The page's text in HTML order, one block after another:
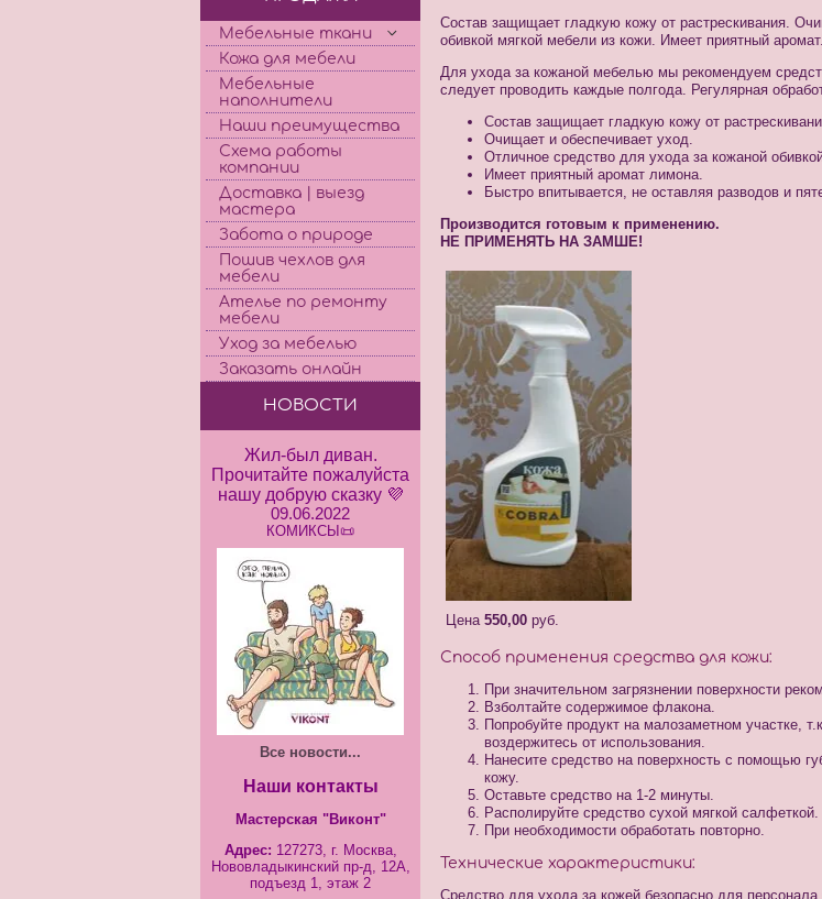
Мебельные ткани
Кожа для мебели
Мебельные
наполнители
Наши преимущества
Схема работы
компании
Доставка | выезд
мастера
Забота о природе
Пошив чехлов для
мебели
Ателье по ремонту
мебели
Уход за мебелью
Заказать онлайн
НОВОСТИ
Жил-был диван.
Прочитайте пожалуйста
нашу добрую сказку 💜
09.06.2022
КОМИКСЫ📜
Все новости...
Наши контакты
Мастерская "Виконт"
Адрес: 127273, г. Москва,
Нововладыкинский пр-д, 12А,
подъезд 1, этаж 2
Состав защищает гладкую кожу от растрескивания.
обивкой мягкой мебели из кожи. Имеет приятный
Для ухода за кожаной мебелью мы рекомендуем
следует проводить каждые полгода. Регулярная
Состав защищает гладкую кожу от
Очищает и обеспечивает уход.
Отличное средство для ухода за кожаной
Имеет приятный аромат лимона.
Быстро впитывается, не оставляя разводов и
Производится готовым к применению.
НЕ ПРИМЕНЯТЬ НА ЗАМШЕ!
Цена 550,00 руб.
Способ применения средства для кожи:
При значительном загрязнении поверхности
Взболтайте содержимое флакона.
Попробуйте продукт на малозаметном участке,
воздержитесь от использования.
Нанесите средство на поверхность с помощью
кожу.
Оставьте средство на 1-2 минуты.
Располируйте средство сухой мягкой салфеткой.
При необходимости обработать повторно.
Технические характеристики:
Средство для ухода за кожей безопасно для